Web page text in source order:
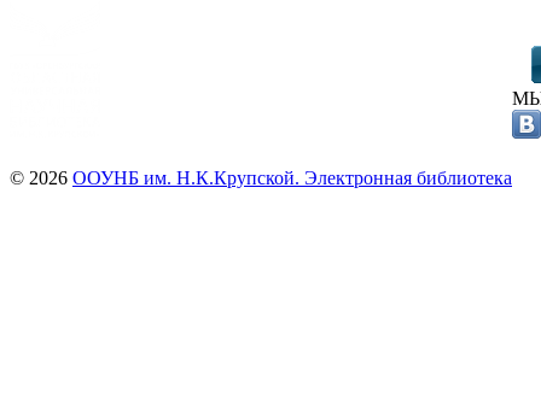
© 2026 ООУНБ им. Н.К.Крупской. Электронная библиотека